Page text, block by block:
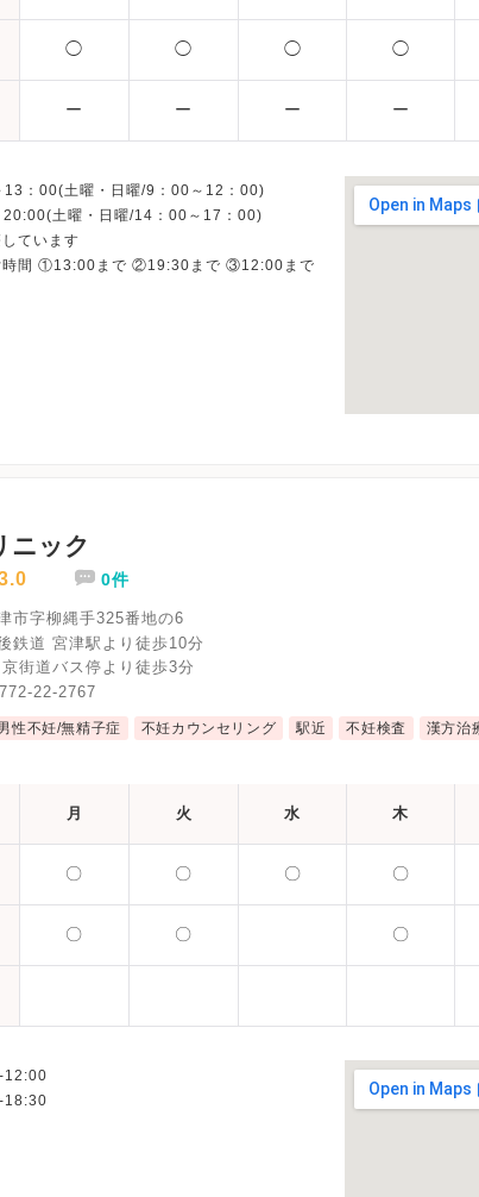
◯ ◯ ◯ ◯
ー ー ー ー
13：00(土曜・日曜/9：00～12：00)
土曜・日曜/14：00～17：00)
ています
時間 ①13:00まで ②19:30まで ③12:00まで
ニック
0件
市字柳縄手325番地の6
鉄道 宮津駅より徒歩10分
街道バス停より徒歩3分
22-2767
性不妊/無精子症 不妊カウンセリング 駅近 不妊検査 漢方治
月 火 水 木
〇 〇 〇 〇
〇 〇 〇
12:00
18:30